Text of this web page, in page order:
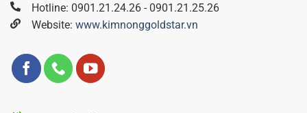
Hotline: 0901.21.24.26 - 0901.21.25.26
Website: www.kimnonggoldstar.vn